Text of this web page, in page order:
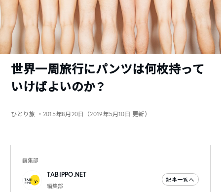
世界一周旅行にパンツは何枚持って
いけばよいのか？
ひとり旅 ・2015年8月20日（2019年5月10日 更新）
編集部
TABIPPO.NET
編集部
記事一覧へ